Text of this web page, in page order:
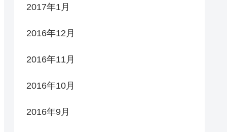
2017年1月
2016年12月
2016年11月
2016年10月
2016年9月